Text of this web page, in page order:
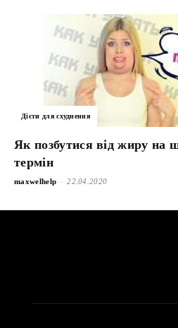
Дієти для схуднення
Як позбутися від жиру на
термін
maxwelhelp - 22.04.2020